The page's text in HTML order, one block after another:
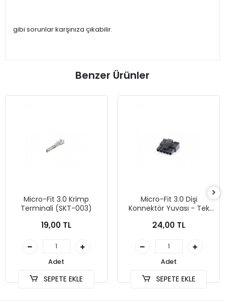
gibi sorunlar karşınıza çıkabilir.
Benzer Ürünler
Micro-Fit 3.0 Krimp
Terminali (SKT-003)
19,00 TL
Adet
SEPETE EKLE
Micro-Fit 3.0 Dişi
Konnektör Yuvası - Tek
(SKT-002)
24,00 TL
Adet
SEPETE EKLE